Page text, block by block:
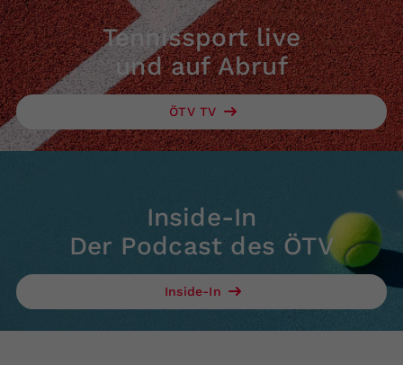
Tennissport live
und auf Abruf
ÖTV TV
Inside-In
Der Podcast des ÖTV
Inside-In